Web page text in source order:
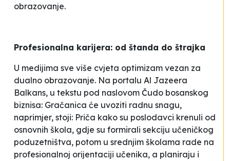
obrazovanje.
Profesionalna karijera: od štanda do štrajka
U medijima sve više cvjeta optimizam vezan za
dualno obrazovanje. Na portalu Al Jazeera
Balkans, u tekstu pod naslovom Čudo bosanskog
biznisa: Gračanica će uvoziti radnu snagu,
naprimjer, stoji: Priča kako su poslodavci krenuli od
osnovnih škola, gdje su formirali sekciju učeničkog
poduzetništva, potom u srednjim školama rade na
profesionalnoj orijentaciji učenika, a planiraju i